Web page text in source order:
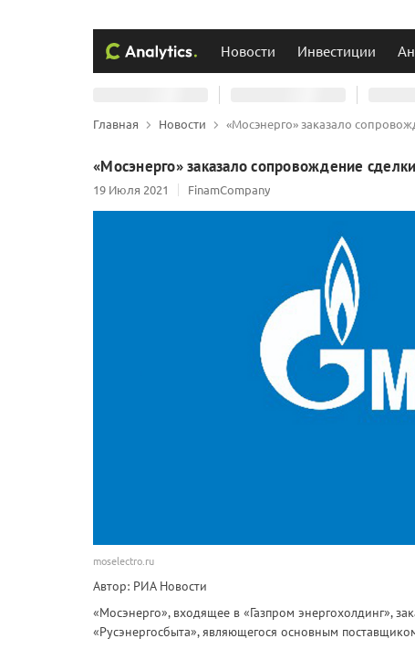
Новости Инвестиции
Главная Новости «Мосэнерго» заказало
«Мосэнерго» заказало сопровождение
19 Июля 2021 FinamCompany
moselectro.ru
Автор: РИА Новости
«Мосэнерго», входящее в «Газпром энергохолдинг»,
«Русэнергосбыта», являющегося основным